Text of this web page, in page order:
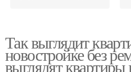
отделки
Так выглядит
новостройке без
выглядят